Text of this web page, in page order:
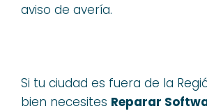
aviso de avería.
Si tu ciudad es fuera de la
bien necesites Reparar